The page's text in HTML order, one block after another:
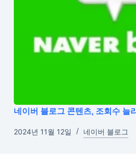
네이버 블로그 콘텐츠, 조회수 늘
2024년 11월 12일 네이버 블로그